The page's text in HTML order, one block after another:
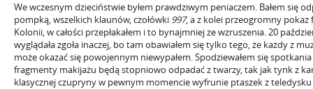
We wczesnym dzieciństwie byłem prawdziwym peniaczem. Bałem się
pompką, wszelkich klaunów, czołówki 997, a z kolei przeogromny
Kolonii, w całości przepłakałem i to bynajmniej ze wzruszenia. 20
wyglądała zgoła inaczej, bo tam obawiałem się tylko tego, że każdy z
może okazać się powojennym niewypałem. Spodziewałem się
fragmenty makijażu będą stopniowo odpadać z twarzy, tak jak tynk z
klasycznej czupryny w pewnym momencie wyfrunie ptaszek z teledysku